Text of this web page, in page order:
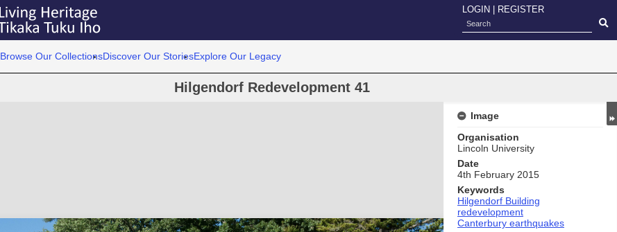
LOGIN REGISTER
Browse Our CollectionsDiscover Our StoriesExplore Our Legacy
Hilgendorf Redevelopment 41
Image
Organisation
Lincoln University
Date
4th February 2015
Keywords
Hilgendorf Building
redevelopment
Canterbury earthquakes